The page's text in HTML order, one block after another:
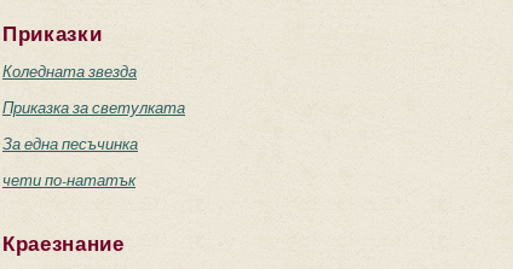
Приказки
Коледната звезда
Приказка за светулката
За една песъчинка
чети по-нататък
Краезнание